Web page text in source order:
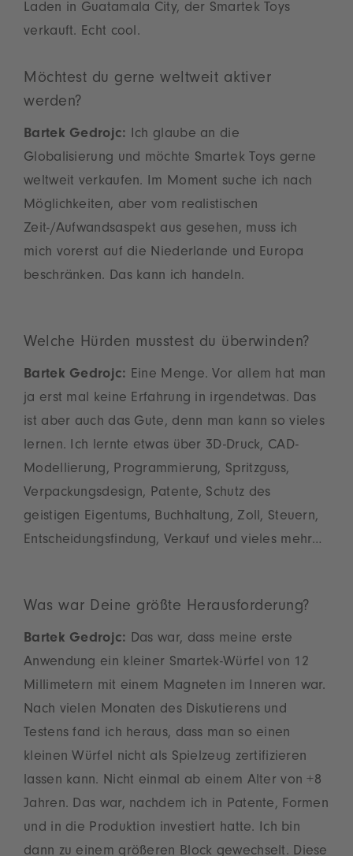
Laden in Guatamala City, der Smartek Toys
verkauft. Echt cool.
Möchtest du gerne weltweit aktiver
werden?
Bartek Gedrojc: Ich glaube an die
Globalisierung und möchte Smartek Toys gerne
weltweit verkaufen. Im Moment suche ich nach
Möglichkeiten, aber vom realistischen
Zeit-/Aufwandsaspekt aus gesehen, muss ich
mich vorerst auf die Niederlande und Europa
beschränken. Das kann ich handeln.
Welche Hürden musstest du überwinden?
Bartek Gedrojc: Eine Menge. Vor allem hat man
ja erst mal keine Erfahrung in irgendetwas. Das
ist aber auch das Gute, denn man kann so vieles
lernen. Ich lernte etwas über 3D-Druck, CAD-
Modellierung, Programmierung, Spritzguss,
Verpackungsdesign, Patente, Schutz des
geistigen Eigentums, Buchhaltung, Zoll, Steuern,
Entscheidungsfindung, Verkauf und vieles mehr…
Was war Deine größte Herausforderung?
Bartek Gedrojc: Das war, dass meine erste
Anwendung ein kleiner Smartek-Würfel von 12
Millimetern mit einem Magneten im Inneren war.
Nach vielen Monaten des Diskutierens und
Testens fand ich heraus, dass man so einen
kleinen Würfel nicht als Spielzeug zertifizieren
lassen kann. Nicht einmal ab einem Alter von +8
Jahren. Das war, nachdem ich in Patente, Formen
und in die Produktion investiert hatte. Ich bin
dann zu einem größeren Block gewechselt. Diese